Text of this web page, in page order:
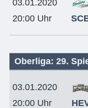
03.01.2020
20:00 Uhr
Oberliga: 29.
03.01.2020
20:00 Uhr